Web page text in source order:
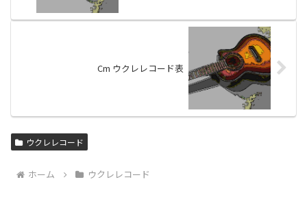
Cm ウクレレコード表
ウクレレコード
ホーム ウクレレコード